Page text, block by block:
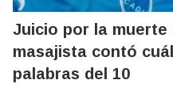
Juicio por la muerte
masajista contó
palabras del 10